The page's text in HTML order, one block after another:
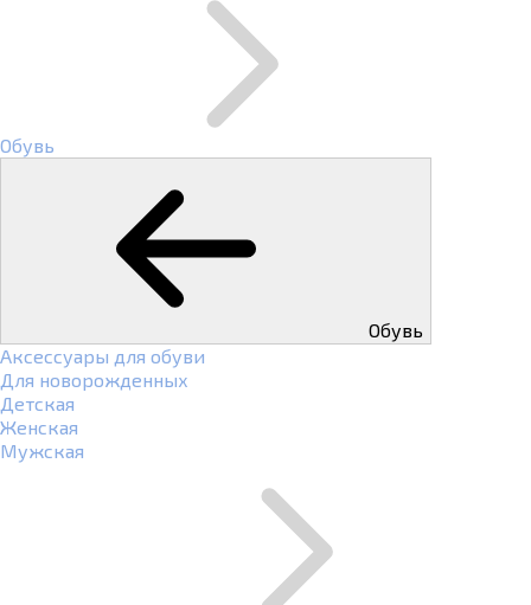
Обувь
Обувь
Аксессуары для обуви
Для новорожденных
Детская
Женская
Мужская